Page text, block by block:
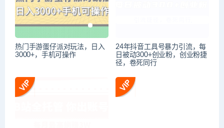
热门手游蛋仔派对玩法，日入
3000+，手机可操作
24年抖音工具号暴力引流，每
日被动300+创业粉，创业粉捷
径，卷死同行